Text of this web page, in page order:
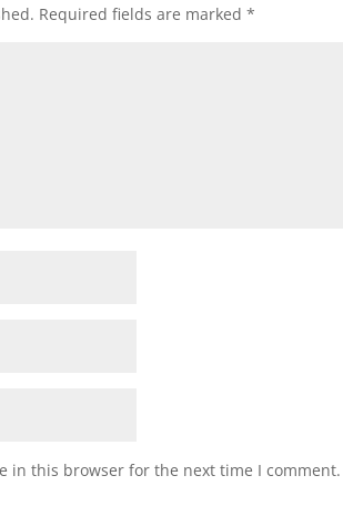
Required fields are marked*
in this browser for the next time I comment.